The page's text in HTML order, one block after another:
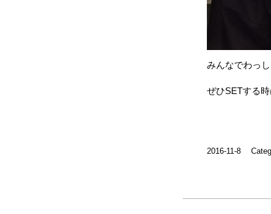
みんなでわっ
ぜひSETする
2016-11-8